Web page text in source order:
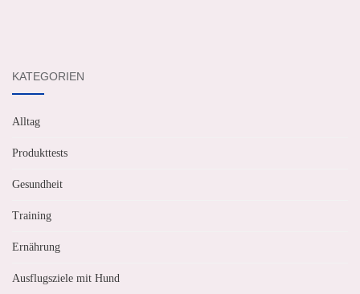
KATEGORIEN
Alltag
Produkttests
Gesundheit
Training
Ernährung
Ausflugsziele mit Hund